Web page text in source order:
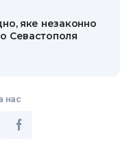
яке незаконно
Севастополя
нас